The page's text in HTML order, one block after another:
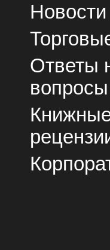
Новости
Ответы
вопросы